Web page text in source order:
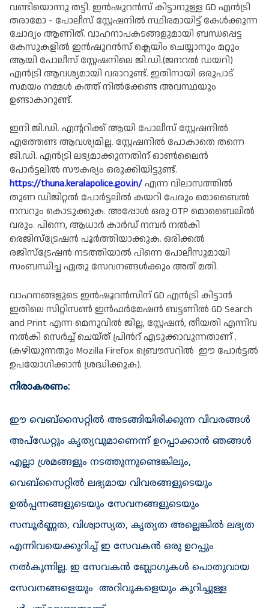
വണ്ടിയൊന്നു തട്ടി. ഇൻഷുറൻസ് കിട്ടാനുള്ള GD എൻട്രി
തരാമോ - പോലീസ് സ്റ്റേഷനിൽ സ്ഥിരമായിട്ട് കേൾക്കുന്ന
ചോദ്യം ആണിത്. വാഹനാപകടങ്ങളുമായി ബന്ധപ്പെട്ട
കേസുകളിൽ ഇൻഷുറൻസ് ക്ലെയിം ചെയ്യാനും മറ്റും
ആയി പോലീസ് സ്റ്റേഷനിലെ ജി.ഡി.(ജനറൽ ഡയറി)
എൻട്രി ആവശ്യമായി വരാറുണ്ട്. ഇതിനായി ഒരുപാട്
സമയം നമ്മൾ കത്ത് നിൽക്കേണ്ട അവസ്ഥയും
ഉണ്ടാകാറുണ്ട്.
ഇനി ജി.ഡി. എന്ററിക്ക് ആയി പോലീസ് സ്റ്റേഷനിൽ
എത്തേണ്ട ആവശ്യമില്ല. സ്റ്റേഷനിൽ പോകാതെ തന്നെ
ജി.ഡി. എൻട്രി ലഭ്യമാക്കുന്നതിന് ഓൺലൈൻ
https://thuna.keralapolice.gov.in/ എന്ന വിലാസത്തിൽ
തുണ ഡിജിറ്റൽ പോർട്ടലിൽ കയറി പേരും മൊബൈൽ
നമ്പറും കൊടുക്കുക. അപ്പോൾ ഒരു OTP മൊബൈലിൽ
വരും. പിന്നെ, ആധാർ കാർഡ് നമ്പർ നൽകി
രെജിസ്ട്രേഷൻ പൂർത്തിയാക്കുക. ഒരിക്കൽ
രജിസ്‌ട്രേഷൻ നടത്തിയാൽ പിന്നെ പോലീസുമായി
സംബന്ധിച്ച ഏതു സേവനങ്ങൾക്കും അത് മതി.
വാഹനങ്ങളുടെ ഇന്‍ഷൂറൻ‍സിന് GD എന്‍ട്രി കിട്ടാൻ
ഇതിലെ സിറ്റിസൺ ഇൻഫർമേഷൻ ബട്ടണില്‍ GD Search
and Print എന്ന മെനുവിൽ ജില്ല, സ്റ്റേഷൻ, തീയതി എന്നിവ
നല്‍കി സെര്‍ച്ച്‌ ചെയ്ത് പ്രിന്‍റ് എടുക്കാവുന്നതാണ് .
(കഴിയുന്നതും Mozilla Firefox ബ്രൌസറിൽ ‍ ഈ പോർ‍ട്ടൽ
ഉപയോഗിക്കാൻ‍ ശ്രദ്ധിക്കുക).
നിരാകരണം:
ഈ വെബ്‌സൈറ്റിൽ അടങ്ങിയിരിക്കുന്ന വിവരങ്ങൾ
അപ്‌ഡേറ്റും കൃത്യവുമാണെന്ന് ഉറപ്പാക്കാൻ ഞങ്ങൾ
എല്ലാ ശ്രമങ്ങളും നടത്തുന്നുണ്ടെങ്കിലും,
വെബ്‌സൈറ്റിൽ ലഭ്യമായ വിവരങ്ങളുടെയും
ഉൽപ്പന്നങ്ങളുടെയും സേവനങ്ങളുടെയും
സമ്പൂർണ്ണത, വിശ്വാസ്യത, കൃത്യത അല്ലെങ്കിൽ ലഭ്യത
എന്നിവയെക്കുറിച്ച് ഇ സേവകൻ ഒരു ഉറപ്പും
നൽകുന്നില്ല. ഇ സേവകൻ ബ്ലോഗുകൾ പൊതുവായ
സേവനങ്ങളെയും  അറിവുകളെയും കുറിച്ചുള്ള